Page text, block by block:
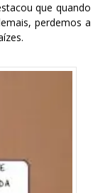
que quando
perdemos a